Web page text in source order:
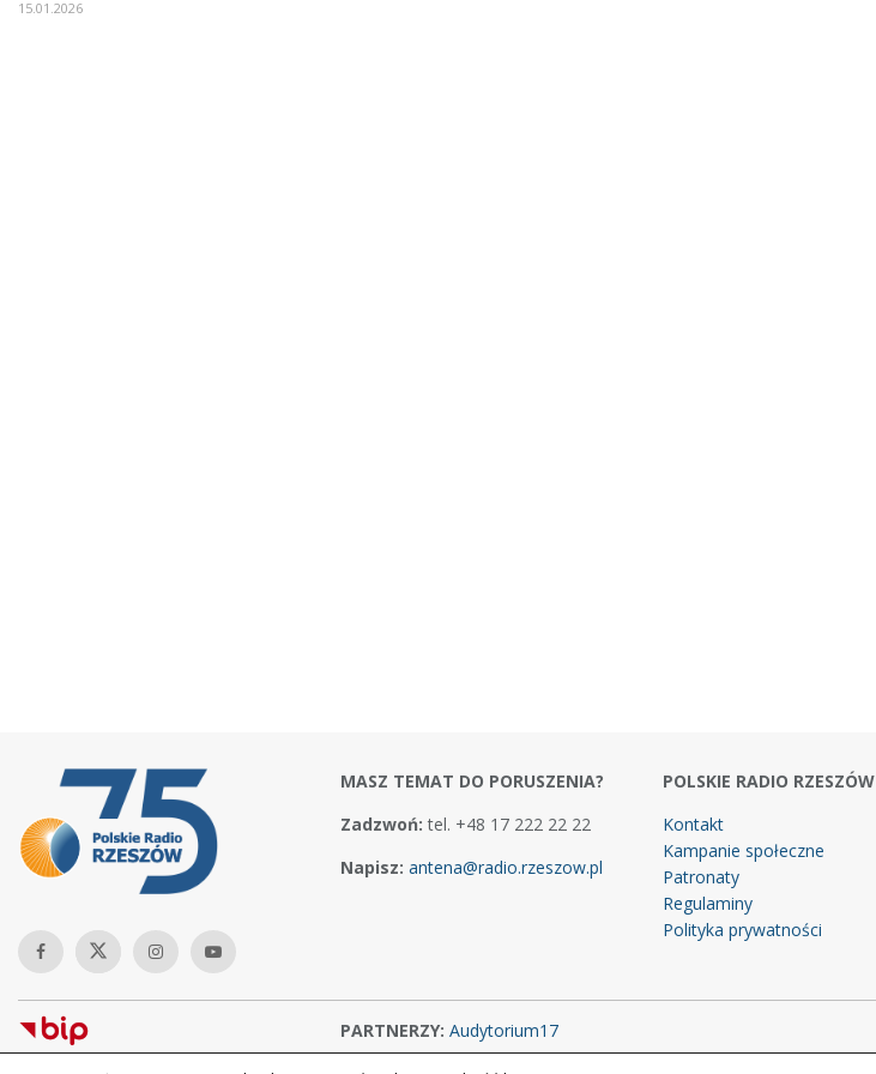
15.01.2026
MASZ TEMAT DO PORUSZENIA?
Zadzwoń: tel. +48 17 222 22 22
Napisz: antena@radio.rzeszow.pl
POLSKIE RADIO RZESZÓW
Kontakt
Kampanie społeczne
Patronaty
Regulaminy
Polityka prywatności
PARTNERZY: Audytorium17